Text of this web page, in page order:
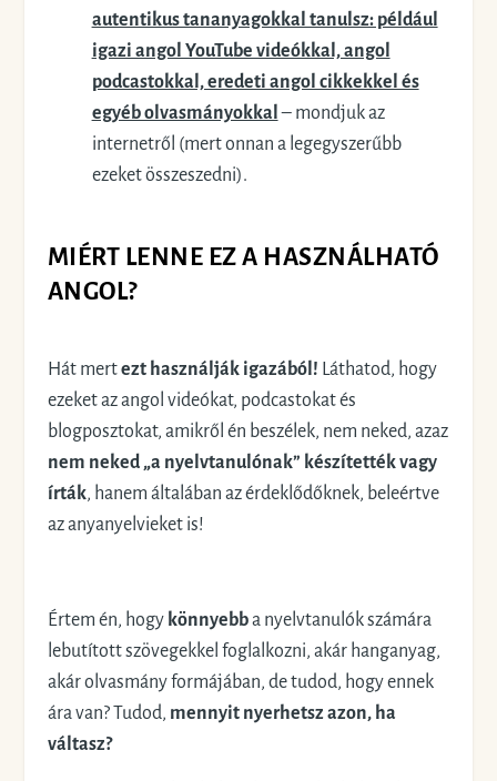
autentikus tananyagokkal tanulsz: például
igazi angol YouTube videókkal, angol
podcastokkal, eredeti angol cikkekkel és
egyéb olvasmányokkal – mondjuk az
internetről (mert onnan a legegyszerűbb
ezeket összeszedni).
MIÉRT LENNE EZ A HASZNÁLHATÓ
ANGOL?
Hát mertezt használják igazából! Láthatod, hogy
ezeket az angol videókat, podcastokat és
blogposztokat, amikről én beszélek, nem neked, azaz
nem neked „a nyelvtanulónak” készítették vagy
írták, hanem általában az érdeklődőknek, beleértve
az anyanyelvieket is!
Értem én, hogy könnyebba nyelvtanulók számára
lebutított szövegekkel foglalkozni, akár hanganyag,
akár olvasmány formájában, de tudod, hogy ennek
ára van? Tudod, mennyit nyerhetsz azon, ha
váltasz?